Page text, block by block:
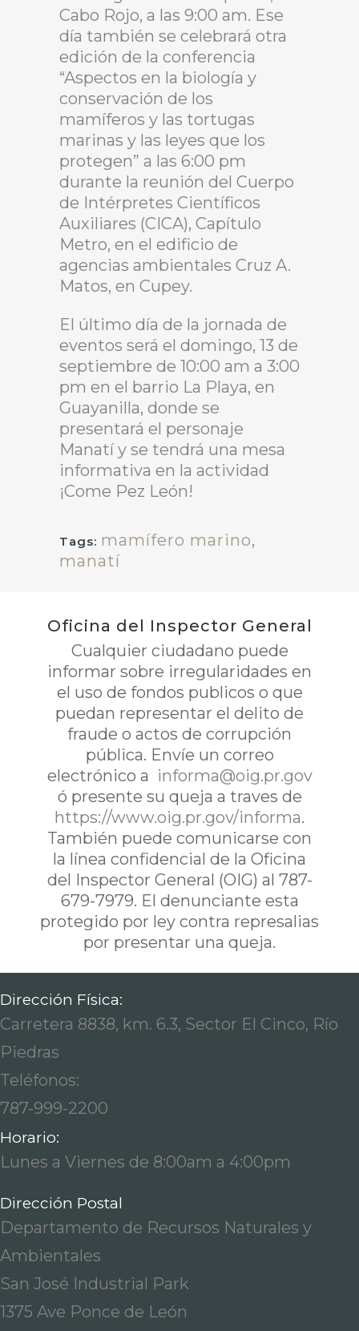
Cabo Rojo, a las 9:00 am. Ese
día también se celebrará otra
edición de la conferencia
“Aspectos en la biología y
conservación de los
mamíferos y las tortugas
marinas y las leyes que los
protegen” a las 6:00 pm
durante la reunión del Cuerpo
de Intérpretes Científicos
Auxiliares (CICA), Capítulo
Metro, en el edificio de
agencias ambientales Cruz A.
Matos, en Cupey.
El último día de la jornada de
eventos será el domingo, 13 de
septiembre de 10:00 am a 3:00
pm en el barrio La Playa, en
Guayanilla, donde se
presentará el personaje
Manatí y se tendrá una mesa
informativa en la actividad
¡Come Pez León!
Tags: mamífero marino,
manatí
Oficina del Inspector General
Cualquier ciudadano puede
informar sobre irregularidades en
el uso de fondos publicos o que
puedan representar el delito de
fraude o actos de corrupción
pública. Envíe un correo
electrónico a informa@oig.pr.gov
ó presente su queja a traves de
https://www.oig.pr.gov/informa.
También puede comunicarse con
la línea confidencial de la Oficina
del Inspector General (OIG) al 787-
679-7979. El denunciante esta
protegido por ley contra represalias
por presentar una queja.
Dirección Física:
Carretera 8838, km. 6.3, Sector El Cinco, Río
Piedras
Teléfonos:
787-999-2200
Horario:
Lunes a Viernes de 8:00am a 4:00pm
Dirección Postal
Departamento de Recursos Naturales y
Ambientales
San José Industrial Park
1375 Ave Ponce de León